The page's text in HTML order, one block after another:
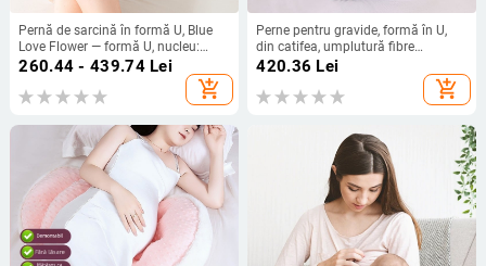
Pernă de sarcină în formă U, Blue
Love Flower — formă U, nucleu:
100% bumbac, greutate: 1.05–1.50
kg, potrivită pentru întreaga sarcină
260.44 - 439.74Lei
add_shopping_cart
Perne pentru gravide, formă în U,
din catifea, umplutură fibre
poliesterice, înălțime 10,1–15 cm,
greutate 1,05–1,50 kg, pentru
dormit pe o parte și susținerea
420.36 Lei
add_shopping_cart